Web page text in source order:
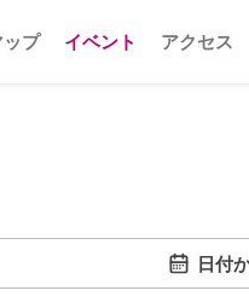
プ イベント アクセス
日付